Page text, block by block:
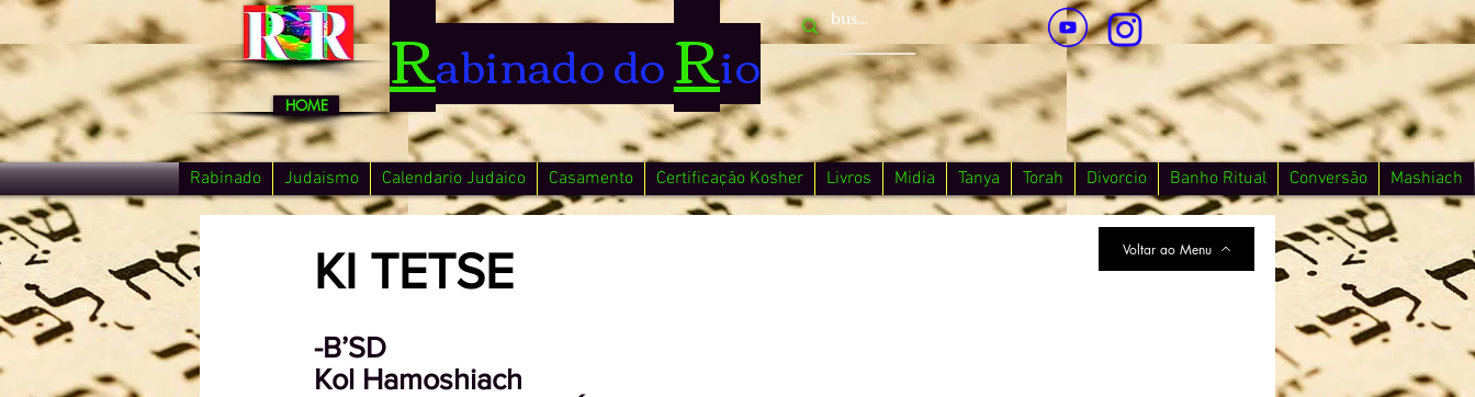
HOME Rabinado doRio
Rabinado Judaismo Calendario Judaico Casamento Certificação Kosher Livros Midia Tanya Torah Divorcio Banho Ritual Conversão Mashiach
KI TETSE Voltar ao Menu
-B’SD
Kol Hamoshiach